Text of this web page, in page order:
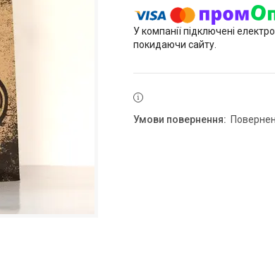
У компанії підключені
покидаючи сайту.